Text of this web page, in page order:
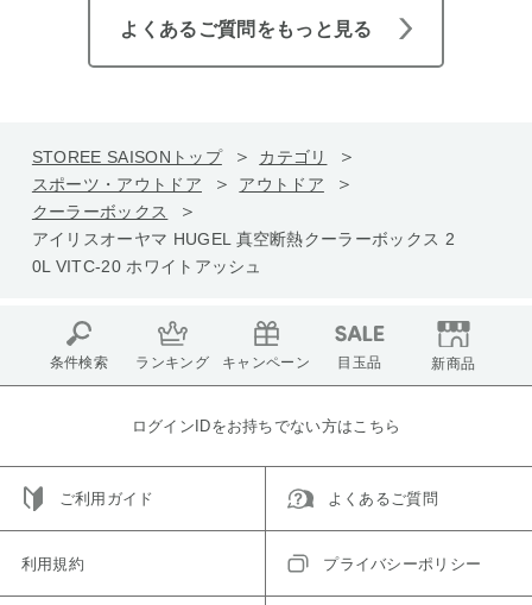
よくあるご質問をもっと見る
STOREE SAISONトップ
カテゴリ
スポーツ・アウトドア
アウトドア
クーラーボックス
アイリスオーヤマ HUGEL 真空断熱クーラーボックス 2
0L VITC-20 ホワイトアッシュ
条件検索 ランキング キャンペーン 目玉品 新商品
ログインIDをお持ちでない方はこちら
ご利用ガイド よくあるご質問
利用規約 プライバシーポリシー